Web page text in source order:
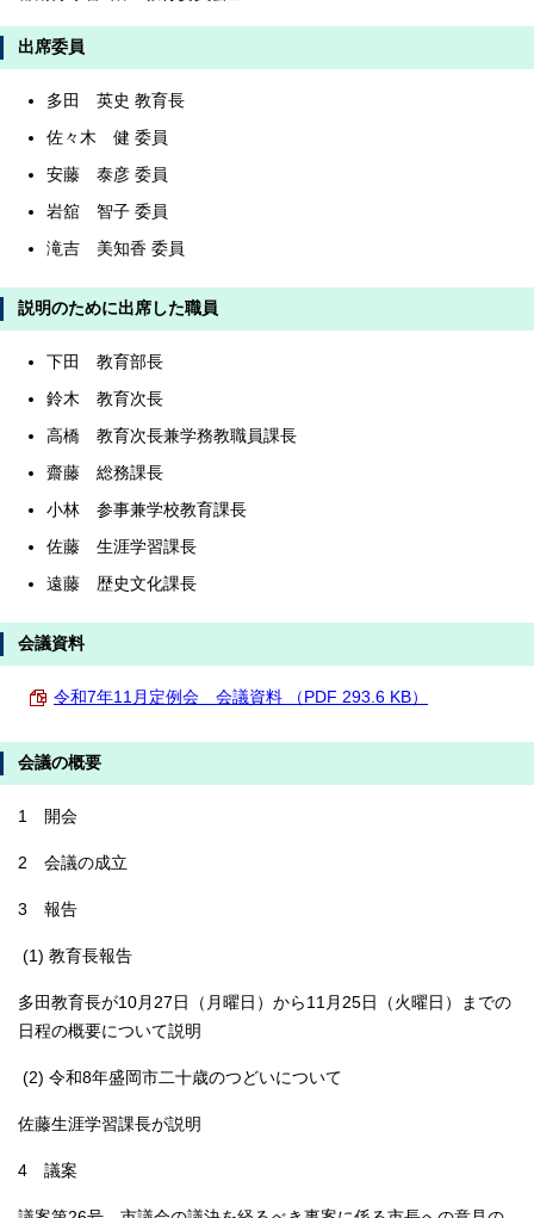
出席委員
多田 英史 教育長
佐々木 健 委員
安藤 泰彦 委員
岩舘 智子 委員
滝吉 美知香 委員
説明のために出席した職員
下田 教育部長
鈴木 教育次長
高橋 教育次長兼学務教職員課長
齋藤 総務課長
小林 参事兼学校教育課長
佐藤 生涯学習課長
遠藤 歴史文化課長
会議資料
令和7年11月定例会 会議資料 （PDF 293.6 KB）
会議の概要
1 開会
2 会議の成立
3 報告
(1) 教育長報告
多田教育長が10月27日（月曜日）から11月25日（火曜日）までの
日程の概要について説明
(2) 令和8年盛岡市二十歳のつどいについて
佐藤生涯学習課長が説明
4 議案